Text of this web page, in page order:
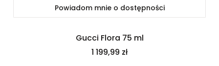
Powiadom mnie o dostępności
Gucci Flora 75 ml
Cena
1 199,99 zł